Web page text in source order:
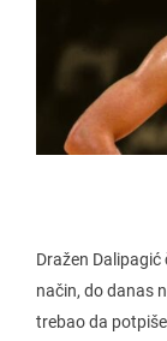
Dražen
način, do danas
trebao da